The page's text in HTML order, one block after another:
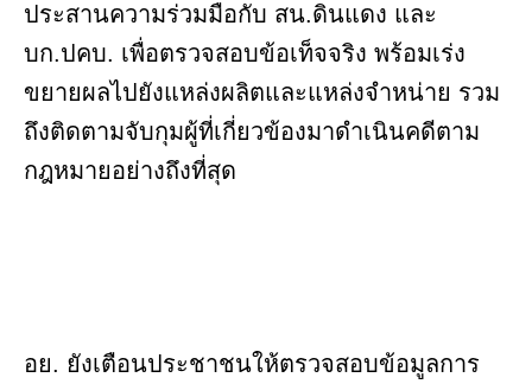
ประสานความร่วมมือกับ สน.ดินแดง และ
บก.ปคบ. เพื่อตรวจสอบข้อเท็จจริง พร้อมเร่ง
ขยายผลไปยังแหล่งผลิตและแหล่งจำหน่าย รวม
ถึงติดตามจับกุมผู้ที่เกี่ยวข้องมาดำเนินคดีตาม
กฎหมายอย่างถึงที่สุด
อย. ยังเตือนประชาชนให้ตรวจสอบข้อมูลการ